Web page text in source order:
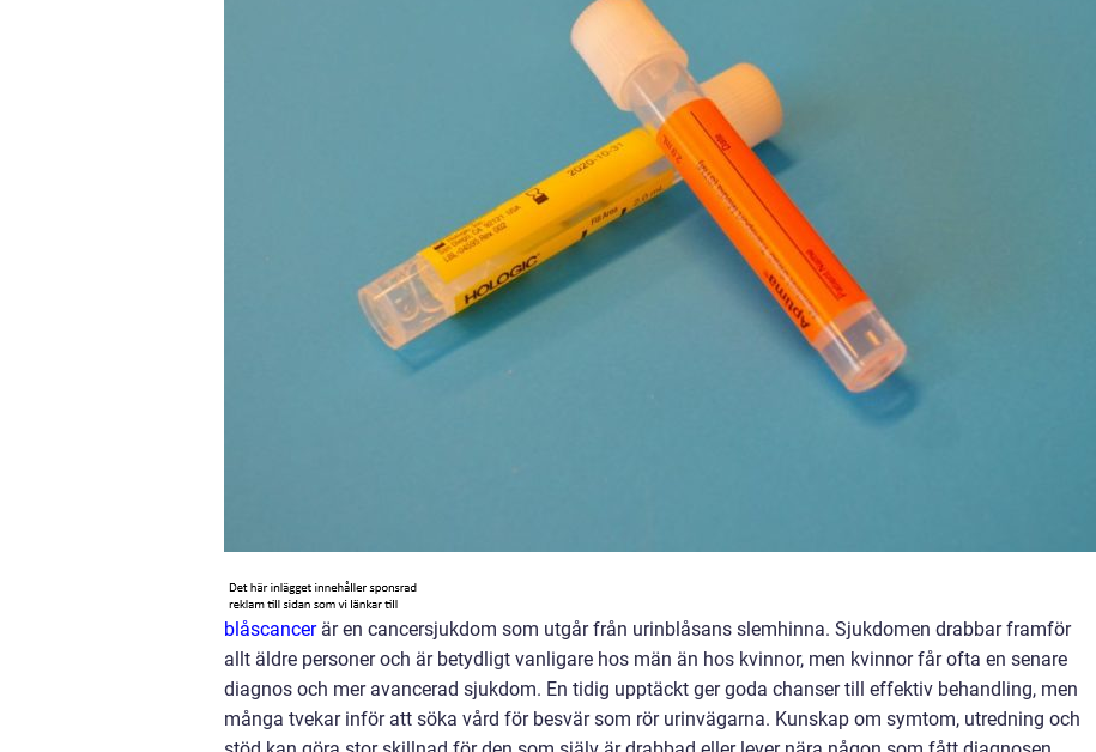
blåscancerär en cancersjukdom som utgår från urinblåsans slemhinna. Sjukdomen drabbar framför
allt äldre personer och är betydligt vanligare hos män än hos kvinnor, men kvinnor får ofta en senare
diagnos och mer avancerad sjukdom. En tidig upptäckt ger goda chanser till effektiv behandling, men
många tvekar inför att söka vård för besvär som rör urinvägarna. Kunskap om symtom, utredning och